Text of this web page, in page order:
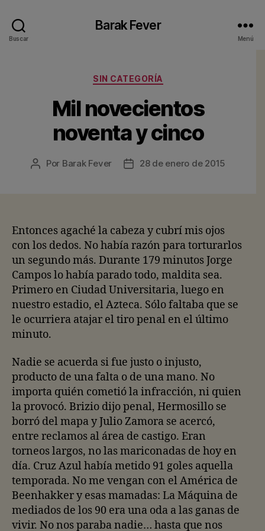
Buscar
Barak Fever
Menú
Categorías
SIN CATEGORÍA
Mil novecientos
noventa y cinco
Autor
Por Barak Fever
Fecha28 de enero de 2015
Entonces agaché la cabeza y cubrí mis ojos
con los dedos. No había razón para torturarlos
un segundo más. Durante 179 minutos Jorge
Campos lo había parado todo, maldita sea.
Primero en Ciudad Universitaria, luego en
nuestro estadio, el Azteca. Sólo faltaba que se
le ocurriera atajar el tiro penal en el último
minuto.
Nadie se acuerda si fue justo o injusto,
producto de una falta o de una mano. No
importa quién cometió la infracción, ni quien
la provocó. Brizio dijo penal, Hermosillo se
borró del mapa y Julio Zamora se acercó,
entre reclamos al área de castigo. Eran
torneos largos, no las mariconadas de hoy en
día. Cruz Azul había metido 91 goles aquella
temporada. No me vengan con el América de
Beenhakker y esas mamadas: La Máquina de
mediados de los 90 era una oda a las ganas de
vivir. No nos paraba nadie… hasta que nos